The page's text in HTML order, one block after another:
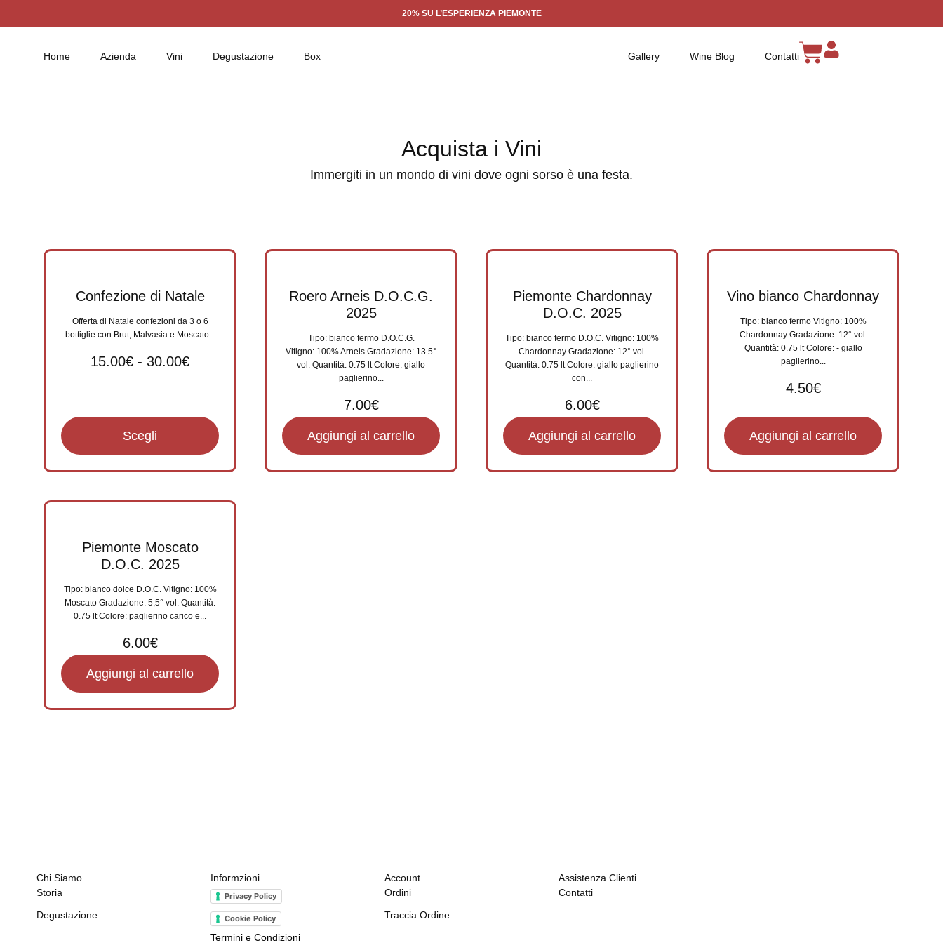
20% SU L’ESPERIENZA PIEMONTE
Home Azienda Vini Degustazione Box Gallery Wine Blog Contatti
Acquista i Vini
Immergiti in un mondo di vini dove ogni sorso è una festa.
Confezione di Natale
15.00€ - 30.00€
Offerta di Natale confezioni da 3 o 6
bottiglie con Brut, Malvasia e Moscato...
Scegli
Roero Arneis D.O.C.G.
2025
7.00€
Tipo: bianco fermo D.O.C.G.
Vitigno: 100% Arneis Gradazione: 13.5°
vol. Quantità: 0.75 lt Colore: giallo
paglierino...
Aggiungi al carrello
Piemonte Chardonnay
D.O.C. 2025
6.00€
Tipo: bianco fermo D.O.C. Vitigno: 100%
Chardonnay Gradazione: 12° vol.
Quantità: 0.75 lt Colore: giallo paglierino
con...
Aggiungi al carrello
Vino bianco Chardonnay
4.50€
Tipo: bianco fermo Vitigno: 100%
Chardonnay Gradazione: 12° vol.
Quantità: 0.75 lt Colore: - giallo
paglierino...
Aggiungi al carrello
Piemonte Moscato
D.O.C. 2025
6.00€
Tipo: bianco dolce D.O.C. Vitigno: 100%
Moscato Gradazione: 5,5° vol. Quantità:
0.75 lt Colore: paglierino carico e...
Aggiungi al carrello
Chi Siamo
Storia
Degustazione
Informzioni
Privacy Policy
Cookie Policy
Termini e Condizioni
Account
Ordini
Traccia Ordine
Assistenza Clienti
Contatti